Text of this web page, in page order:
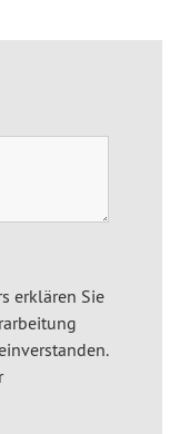
erklären Sie